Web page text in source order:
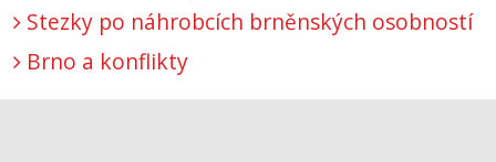
Stezky po náhrobcích brněnských osobností
Brno a konflikty